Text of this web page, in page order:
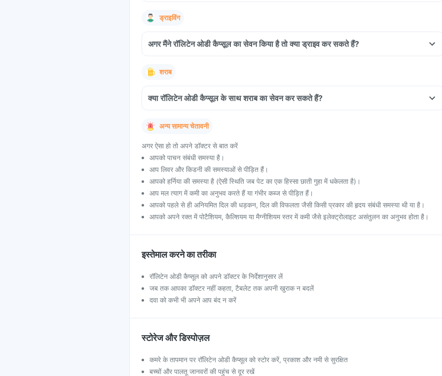
ड्राइविंग
अगर मैंने रॉलिटेन ओडी कैप्सूल का सेवन किया है तो क्या ड्राइव कर सकते हैं?
शराब
क्या रॉलिटेन ओडी कैप्सूल के साथ शराब का सेवन कर सकते हैं?
अन्य सामान्य चेतावनी
अगर ऐसा हो तो अपने डॉक्टर से बात करें
आपको पाचन संबंधी समस्या है।
आप लिवर और किडनी की समस्याओं से पीड़ित हैं।
आपको हर्निया की समस्या है (ऐसी स्थिति जब पेट का एक हिस्सा छाती गुहा में धकेलता है)।
आप मल त्याग में कमी का अनुभव करते हैं या गंभीर कब्ज से पीड़ित हैं।
आपको पहले से ही अनियमित दिल की धड़कन, दिल की विफलता जैसी किसी प्रकार की हृदय संबंधी समस्या थी या है।
आपको अपने रक्त में पोटैशियम, कैल्शियम या मैग्नीशियम स्तर में कमी जैसे इलेक्ट्रोलाइट असंतुलन का अनुभव होता है।
इस्तेमाल करने का तरीका
रॉलिटेन ओडी कैप्सूल को अपने डॉक्टर के निर्देशानुसार लें
जब तक आपका डॉक्टर नहीं कहता, टैबलेट तक अपनी खुराक न बदलें
दवा को कभी भी अपने आप बंद न करें
स्टोरेज और डिस्पोज़ल
कमरे के तापमान पर रॉलिटेन ओडी कैप्सूल को स्टोर करें, प्रकाश और नमी से सुरक्षित
बच्चों और पालतू जानवरों की पहुंच से दूर रखें